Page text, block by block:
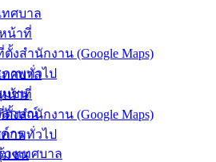
ทศบาล
น้าที่
งสำนักงาน (Google Maps)
าพทั่วไป
มชน
ลักษณ์
กร
างเทศบาล
ทศบาล
น้าที่
งสำนักงาน (Google Maps)
าพทั่วไป
มชน
คม 27, 2024